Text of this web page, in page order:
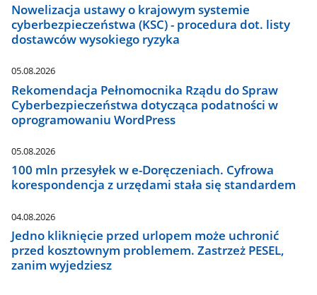
Nowelizacja ustawy o krajowym systemie
cyberbezpieczeństwa (KSC) - procedura dot. listy
dostawców wysokiego ryzyka
05.08.2026
Rekomendacja Pełnomocnika Rządu do Spraw
Cyberbezpieczeństwa dotycząca podatności w
oprogramowaniu WordPress
05.08.2026
100 mln przesyłek w e-Doręczeniach. Cyfrowa
korespondencja z urzędami stała się standardem
04.08.2026
Jedno kliknięcie przed urlopem może uchronić
przed kosztownym problemem. Zastrzeż PESEL,
zanim wyjedziesz